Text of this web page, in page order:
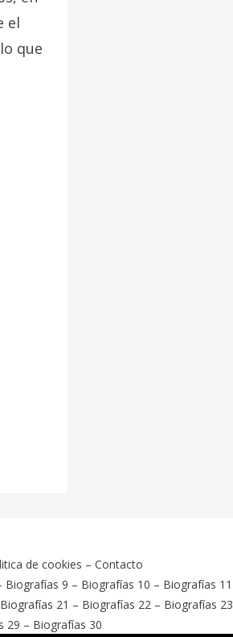
el
que
de cookies – Contacto
Biografías 9 – Biografías 10 – Biografías 11
Biografías 21 – Biografías 22 – Biografías 23
29 – Biografías 30